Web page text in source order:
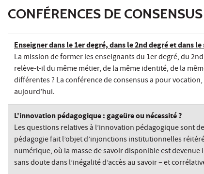
CONFÉRENCES DE CONSENSUS
Enseigner dans le 1er degré, dans le 2nd degré et dans
La mission de former les enseignants du 1er degré, du
relève-t-il du même métier, de la même identité, de la
différentes ? La conférence de consensus a pour
aujourd’hui.
L'innovation pédagogique : gageüre ou nécessité ?
Les questions relatives à l’innovation pédagogique sont
pédagogie fait l’objet d’injonctions institutionnelles
numérique, où la masse de savoir disponible est
sans doute dans l’inégalité d’accès au savoir – et